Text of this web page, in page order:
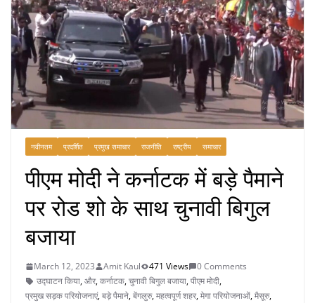
नवीनतम प्रदर्शित प्रमुख समाचार राजनीति राष्ट्रीय समाचार
पीएम मोदी ने कर्नाटक में बड़े पैमाने
पर रोड शो के साथ चुनावी बिगुल
बजाया
March 12, 2023 Amit Kaul 471 Views
0 Comments
उद्घाटन किया,और,कर्नाटक,चुनावी बिगुल बजाया,पीएम मोदी,
प्रमुख सड़क परियोजनाएं,बड़े पैमाने,बेंगलुरु,महत्वपूर्ण शहर,मेगा परियोजनाओं,मैसूरु,